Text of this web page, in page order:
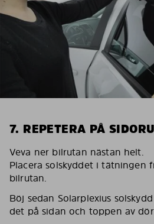
7. REPETERA PÅ
Veva ner bilrutan nästan helt.
Placera solskyddet i tätningen
bilrutan.
Böj sedan Solarplexius
det på sidan och toppen av